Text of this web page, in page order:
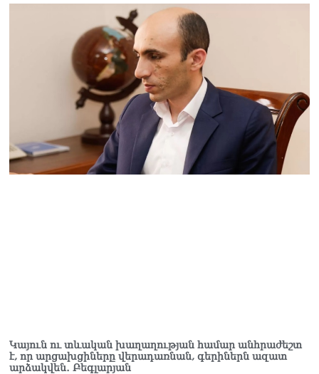
դատարան
07.08.2026
Ռուսաստանում հայտնել
են, որ կանխել են
Հայաստան 16 մլն ռուբլու
ապօրինի արտահանումը
07.08.2026
Կայուն ու տևական խաղաղության համար անհրաժեշտ
է, որ արցախցիները վերադառնան, գերիներն ազատ
արձակվեն․ Բեգլարյան